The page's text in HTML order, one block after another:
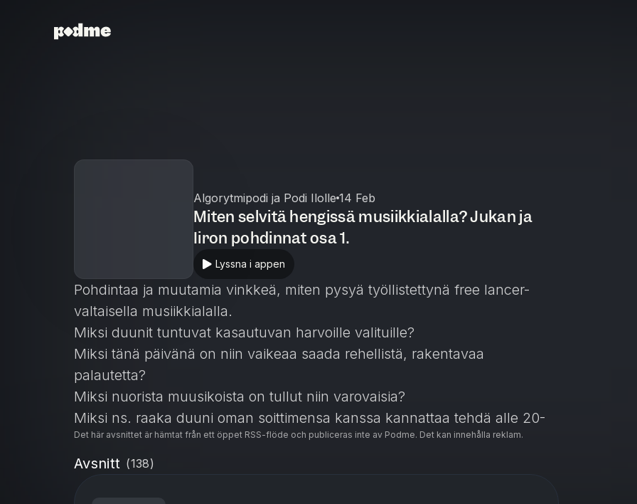
Algorytmipodi ja Podi Ilolle 14 Feb
Miten selvitä hengissä musiikkialalla? Jukan ja
Iiron pohdinnat osa 1.
Lyssna i appen
Pohdintaa ja muutamia vinkkeä, miten pysyä työllistettynä free lancer-
valtaisella musiikkialalla.
Miksi duunit tuntuvat kasautuvan harvoille valituille?
Miksi tänä päivänä on niin vaikeaa saada rehellistä, rakentavaa
palautetta?
Miksi nuorista muusikoista on tullut niin varovaisia?
Miksi ns. raaka duuni oman soittimensa kanssa kannattaa tehdä alle 20-
vuotiaana?
Det här avsnittet är hämtat från ett öppet RSS-flöde och publiceras inte av Podme. Det kan innehålla reklam.
Avsnitt (138)